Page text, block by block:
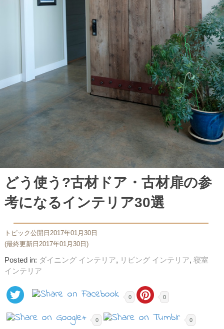
どう使う?古材ドア・古材扉の参
考になるインテリア30選
トピック公開日2017年01月30日
(最終更新日2017年01月30日)
Posted in: ダイニング インテリア, リビング インテリア, 寝室
インテリア
0 0
0 0